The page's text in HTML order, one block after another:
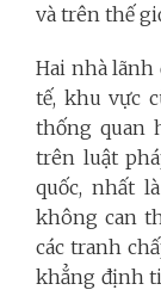
và trên thế
Hai nhà lãnh
tế, khu vực
thống quan
trên luật
quốc, nhất
không can
các tranh
khẳng định